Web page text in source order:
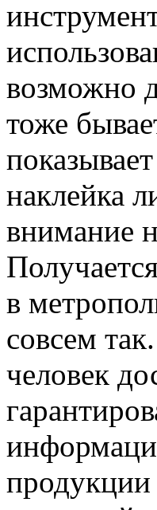
возможно
тоже
наклейка
внимание
в
совсем
человек
продукции